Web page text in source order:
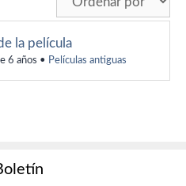
la película
6 años • Películas antiguas